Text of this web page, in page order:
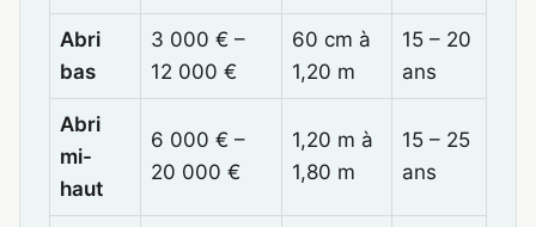
Abri
bas
3 000 € –
12 000 €
60 cm à
1,20 m
15 – 20
ans
Abri
mi-
haut
6 000 € –
20 000 €
1,20 m à
1,80 m
15 – 25
ans